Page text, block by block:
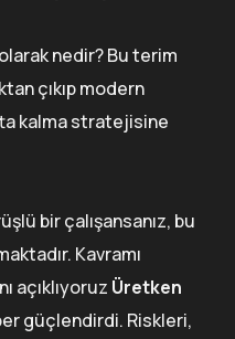
nedir? Bu terim
çıkıp modern
kalma stratejisine
bir çalışansanız, bu
Kavramı
açıklıyoruz Üretken
güçlendirdi. Riskleri,